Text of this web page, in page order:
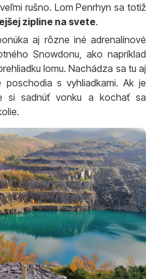
rušno. Lom Penrhyn sa totiž
zipline na svete.
aj rôzne iné adrenalínové
Snowdonu, ako napríklad
lomu. Nachádza sa tu aj
poschodia s vyhliadkami. Ak je
si sadnúť vonku a kochať sa